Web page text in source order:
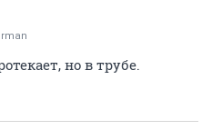
но в трубе.